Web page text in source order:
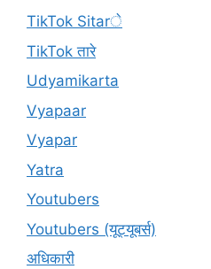
TikTok Sitarे
TikTok तारे
Udyamikarta
Vyapaar
Vyapar
Yatra
Youtubers
Youtubers (यूट्यूबर्स)
अधिकारी